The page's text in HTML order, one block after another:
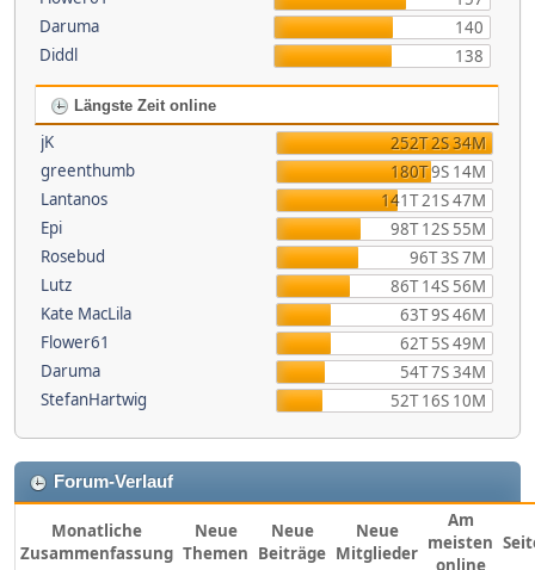
Daruma
140
Diddl
138
Längste Zeit online
jK
252T 2S 34M
greenthumb
180T 9S 14M
Lantanos
141T 21S 47M
Epi
98T 12S 55M
Rosebud
96T 3S 7M
Lutz
86T 14S 56M
Kate MacLila
63T 9S 46M
Flower61
62T 5S 49M
Daruma
54T 7S 34M
StefanHartwig
52T 16S 10M
Forum-Verlauf
Monatliche
Zusammenfassung
Neue
Themen
Neue
Beiträge
Neue
Mitglieder
Am
meisten
online